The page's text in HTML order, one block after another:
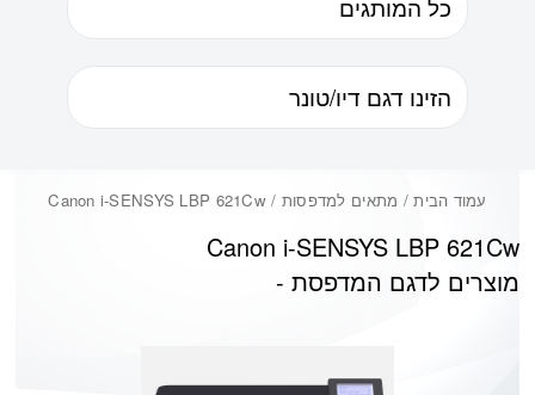
עמוד הבית/ מתאים למדפסות / Canon i-SENSYS LBP 621Cw
Canon i-SENSYS LBP 621Cw
מוצרים לדגם המדפסת -